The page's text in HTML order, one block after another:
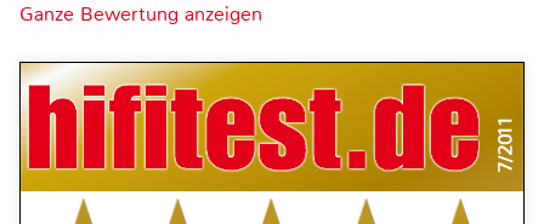
Ganze Bewertung anzeigen
7/2011